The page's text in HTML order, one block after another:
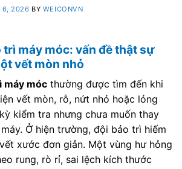
6, 2026 BY WEICONVN
trì máy móc: vấn đề thật sự
vết mòn nhỏ
máy móc thường được tìm đến khi
vết mòn, rỗ, nứt nhỏ hoặc lỏng
kiểm tra nhưng chưa muốn thay
Ở hiện trường, đội bảo trì hiếm
xước đơn giản. Một vùng hư hỏng
rung, rò rỉ, sai lệch kích thước